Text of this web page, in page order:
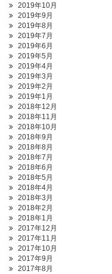
2019年10月
2019年9月
2019年8月
2019年7月
2019年6月
2019年5月
2019年4月
2019年3月
2019年2月
2019年1月
2018年12月
2018年11月
2018年10月
2018年9月
2018年8月
2018年7月
2018年6月
2018年5月
2018年4月
2018年3月
2018年2月
2018年1月
2017年12月
2017年11月
2017年10月
2017年9月
2017年8月